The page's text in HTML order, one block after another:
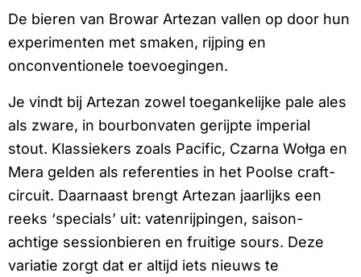
De bieren van Browar Artezan vallen op door hun
experimenten met smaken, rijping en
onconventionele toevoegingen.
Je vindt bij Artezan zowel toegankelijke pale ales
als zware, in bourbonvaten gerijpte imperial
stout. Klassiekers zoals Pacific, Czarna Wołga en
Mera gelden als referenties in het Poolse craft-
circuit. Daarnaast brengt Artezan jaarlijks een
reeks ‘specials’ uit: vatenrijpingen, saison-
achtige sessionbieren en fruitige sours. Deze
variatie zorgt dat er altijd iets nieuws te